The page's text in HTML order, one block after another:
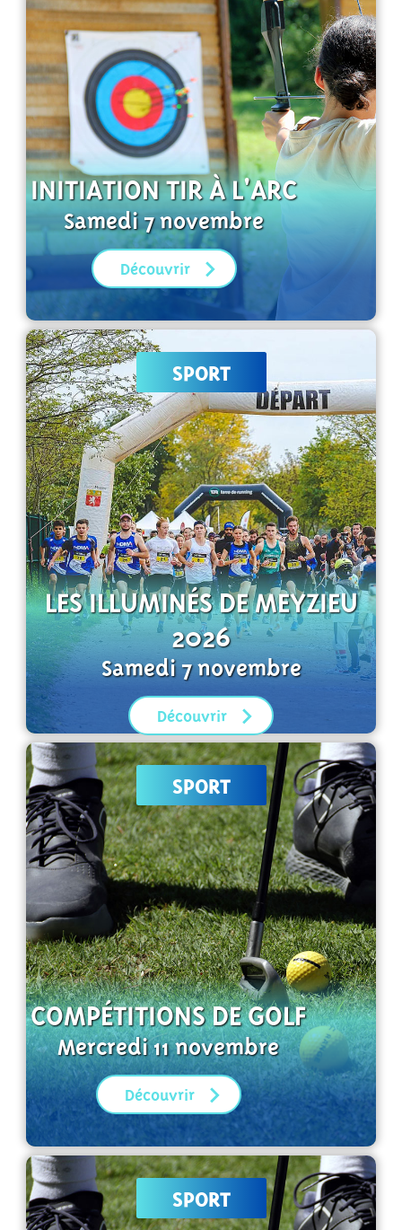
INITIATION TIR À L'ARC
Samedi 7 novembre
Découvrir
SPORT
LES ILLUMINÉS DE MEYZIEU
2026
Samedi 7 novembre
Découvrir
SPORT
COMPÉTITIONS DE GOLF
Mercredi 11 novembre
Découvrir
SPORT